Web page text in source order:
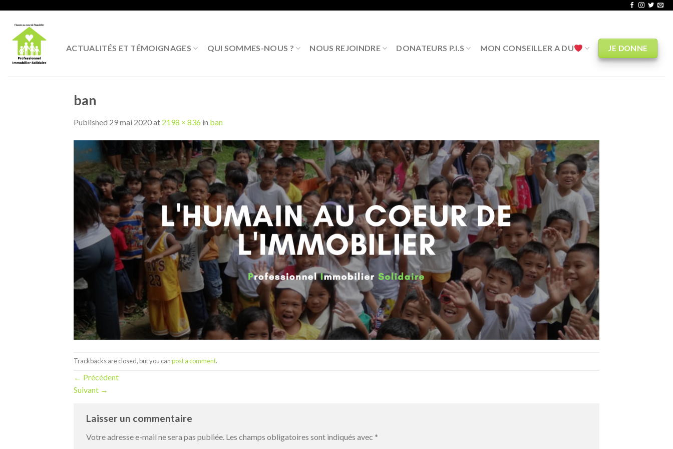
content
ACTUALITÉS ET TÉMOIGNAGES
QUI SOMMES-NOUS ? NOUS REJOINDRE DONATEURS P.I.S MON CONSEILLER A DU JE DONNE
ban
Published 29 mai 2020at 2198 × 836 in ban
Trackbacks are closed, but you canpost a comment.
← Précédent
Suivant →
Laisser un commentaire
Votre adresse e-mail ne sera pas publiée. Les champs obligatoires sont indiqués avec *